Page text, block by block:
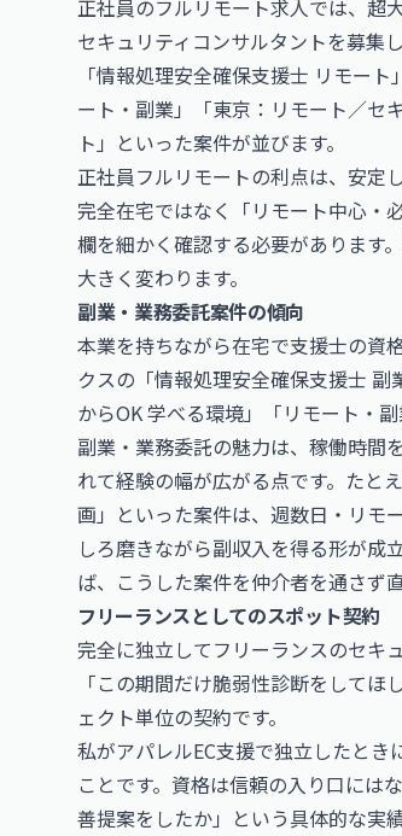
正社員のフルリモート求人では、超
セキュリティコンサルタントを募集
「情報処理安全確保支援士 リモー
ート・副業」「東京：リモート／セ
ト」といった案件が並びます。
正社員フルリモートの利点は、安定
完全在宅ではなく「リモート中心・
欄を細かく確認する必要があります
大きく変わります。
副業・業務委託案件の傾向
本業を持ちながら在宅で支援士の資
クスの「情報処理安全確保支援士
からOK 学べる環境」「リモート・
副業・業務委託の魅力は、稼働時間
れて経験の幅が広がる点です。たと
画」といった案件は、週数日・リモ
しろ磨きながら副収入を得る形が成
ば、こうした案件を仲介者を通さず
フリーランスとしてのスポット契約
完全に独立してフリーランスのセキ
「この期間だけ脆弱性診断をして
ェクト単位の契約です。
私がアパレルEC支援で独立したと
ことです。資格は信頼の入り口には
善提案をしたか」という具体的な実